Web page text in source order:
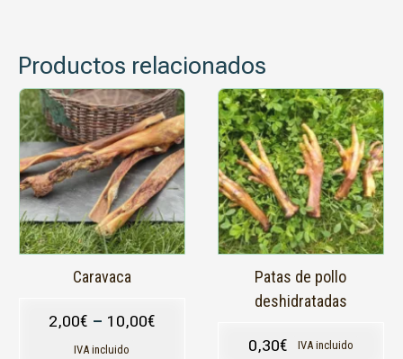
Productos relacionados
Caravaca
2,00€ – 10,00€
IVA incluido
Este
producto
tiene
múltiples
variantes.
Las
opciones
se
pueden
elegir
página
Patas de pollo
deshidratadas
0,30€ IVA incluido